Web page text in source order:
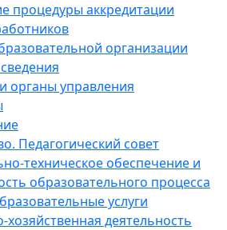
процедуры аккредитации
организации
органы управления
Педагогический совет
техническое обеспечение и
образовательного процесса
услуги
деятельность